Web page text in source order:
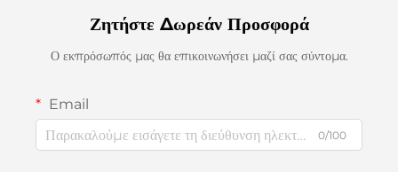
Ζητήστε Δωρεάν Προσφορά
Ο εκπρόσωπός μας θα επικοινωνήσει μαζί σας σύντομα.
Email
0/100